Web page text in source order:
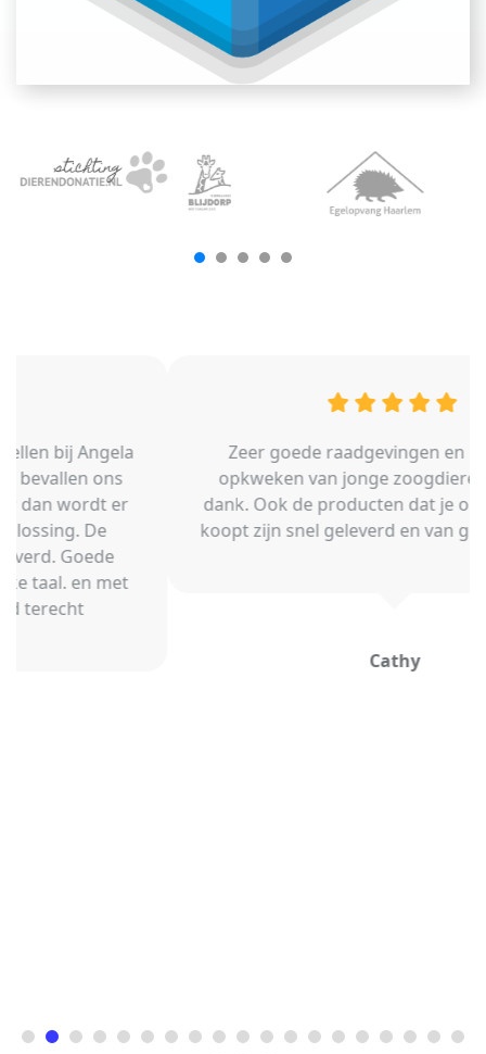
Zeer goede raadgevingen en hulp bij het
opkweken van jonge zoogdieren waarvoor
dank. Ook de producten dat je op de webshop
koopt zijn snel geleverd en van goede kwaliteit.